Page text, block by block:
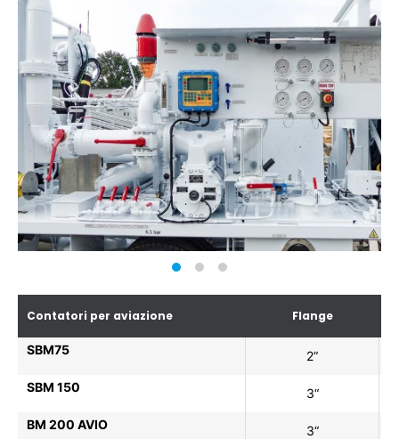
Contatori per aviazione Flange
SBM75 2“
SBM 150 3“
BM 200 AVIO 3“